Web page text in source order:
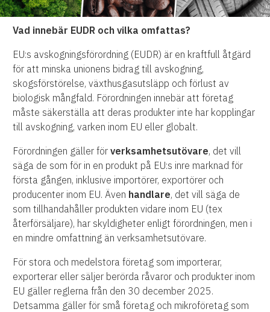
Vad innebär EUDR och vilka omfattas?
EU:s avskogningsförordning (EUDR) är en kraftfull åtgärd
för att minska unionens bidrag till avskogning,
skogsförstörelse, växthusgasutsläpp och förlust av
biologisk mångfald. Förordningen innebär att företag
måste säkerställa att deras produkter inte har kopplingar
till avskogning, varken inom EU eller globalt.
Förordningen gäller förverksamhetsutövare, det vill
säga de som för in en produkt på EU:s inre marknad för
första gången, inklusive importörer, exportörer och
producenter inom EU. Även handlare, det vill säga de
som tillhandahåller produkten vidare inom EU (tex
återförsäljare), har skyldigheter enligt förordningen, men i
en mindre omfattning än verksamhetsutövare.
För stora och medelstora företag som importerar,
exporterar eller säljer berörda råvaror och produkter inom
EU gäller reglerna från den 30 december 2025.
Detsamma gäller för små företag och mikroföretag som